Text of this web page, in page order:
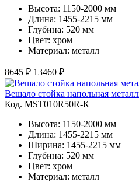
Высота: 1150-2000 мм
Длина: 1455-2215 мм
Глубина: 520 мм
Цвет: хром
Материал: металл
8645 ₽ 13460 ₽
Вешало стойка напольная
Код. MST010R50R-К
Высота: 1150-2000 мм
Длина: 1455-2215 мм
Ширина: 1455-2215 мм
Глубина: 520 мм
Цвет: хром
Материал: металл